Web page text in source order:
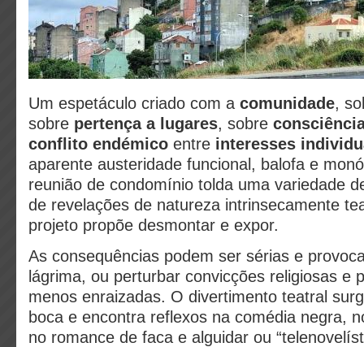
Um espetáculo criado com a comunidade,
sobre pertença a lugares, sobre
conflito endémico entre interesses
aparente austeridade funcional, balofa e
reunião de condomínio tolda uma variedade
de revelações de natureza intrinsecamente
projeto propõe desmontar e expor.
As consequências podem ser sérias e
lágrima, ou perturbar convicções religiosas e
menos enraizadas. O divertimento teatral
boca e encontra reflexos na comédia negra,
no romance de faca e alguidar ou